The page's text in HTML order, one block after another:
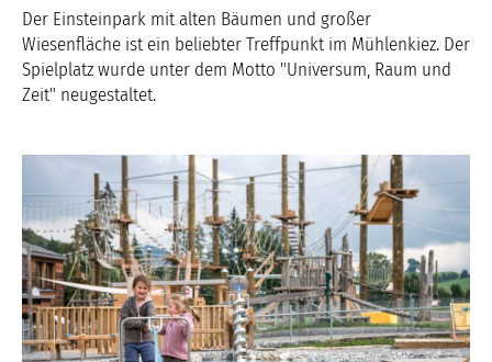
Der Einsteinpark mit alten Bäumen und großer
Wiesenfläche ist ein beliebter Treffpunkt im Mühlenkiez. Der
Spielplatz wurde unter dem Motto "Universum, Raum und
Zeit" neugestaltet.